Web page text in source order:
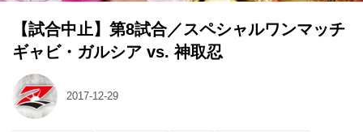
【試合中止】第8試合／スペシャルワンマッチ
ギャビ・ガルシア vs. 神取忍
2017-12-29